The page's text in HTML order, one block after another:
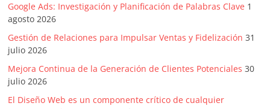
Mercadeo
en
Colombia
Google Ads: Investigación y Planificación de Palabras Clave 1
agosto 2026
Gestión de Relaciones para Impulsar Ventas y Fidelización 31
julio 2026
Mejora Continua de la Generación de Clientes Potenciales 30
julio 2026
El Diseño Web es un componente crítico de cualquier